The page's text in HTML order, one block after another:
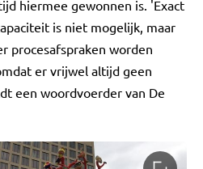
hiermee gewonnen is. 'Exact
is niet mogelijk, maar
procesafspraken worden
er vrijwel altijd geen
een woordvoerder van De